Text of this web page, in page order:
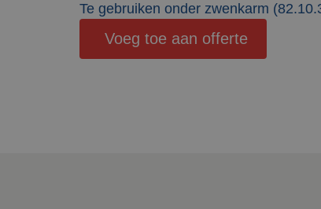
Te gebruiken onder zwenkarm
Voeg toe aan offerte